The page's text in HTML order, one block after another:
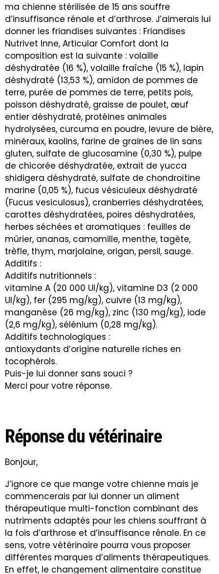
ma chienne stérilisée de 15 ans souffre
d’insuffisance rénale et d’arthrose. J’aimerais lui
donner les friandises suivantes : Friandises
Nutrivet Inne, Articular Comfort dont la
composition est la suivante : volaille
déshydratée (16 %), volaille fraîche (15 %), lapin
déshydraté (13,53 %), amidon de pommes de
terre, purée de pommes de terre, petits pois,
poisson déshydraté, graisse de poulet, œuf
entier déshydraté, protéines animales
hydrolysées, curcuma en poudre, levure de bière,
minéraux, kaolins, farine de graines de lin sans
gluten, sulfate de glucosamine (0,30 %), pulpe
de chicorée déshydratée, extrait de yucca
shidigera déshydraté, sulfate de chondroïtine
marine (0,05 %), fucus vésiculeux déshydraté
(Fucus vesiculosus), cranberries déshydratées,
carottes déshydratées, poires déshydratées,
herbes séchées et aromatiques : feuilles de
mûrier, ananas, camomille, menthe, tagète,
trèfle, thym, marjolaine, origan, persil, sauge.
Additifs :
Additifs nutritionnels :
vitamine A (20 000 UI/kg), vitamine D3 (2 000
UI/kg), fer (295 mg/kg), cuivre (13 mg/kg),
manganèse (26 mg/kg), zinc (130 mg/kg), iode
(2,6 mg/kg), sélénium (0,28 mg/kg).
Additifs technologiques :
antioxydants d’origine naturelle riches en
tocophérols.
Puis-je lui donner sans souci ?
Merci pour votre réponse.
Réponse du vétérinaire
Bonjour,
J’ignore ce que mange votre chienne mais je
commencerais par lui donner un aliment
thérapeutique multi-fonction combinant des
nutriments adaptés pour les chiens souffrant à
la fois d’arthrose et d’insuffisance rénale. En ce
sens, votre vétérinaire pourra vous proposer
différentes marques d’aliments thérapeutiques.
En effet, le changement alimentaire constitue